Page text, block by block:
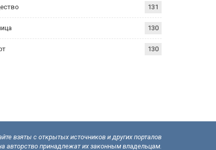
131
130
130
взяты с открытых источников и других порталов
авторство принадлежат их законным владельцам.